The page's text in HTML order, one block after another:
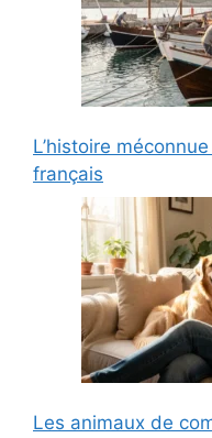
L’histoire
français
Les animaux de